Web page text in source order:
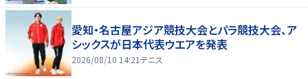
愛知・名古屋アジア競技大会とパラ競技大会、ア
シックスが日本代表ウエアを発表
2026/08/10 14:21テニス